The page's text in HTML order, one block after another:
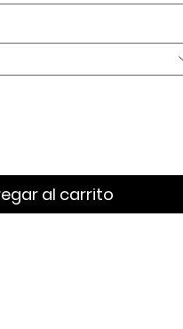
al carrito